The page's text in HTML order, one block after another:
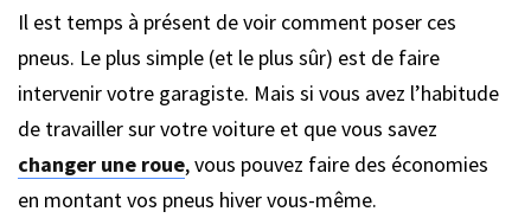
Il est temps à présent de voir comment poser ces
pneus. Le plus simple (et le plus sûr) est de faire
intervenir votre garagiste. Mais si vous avez l’habitude
de travailler sur votre voiture et que vous savez
changer une roue, vous pouvez faire des économies
en montant vos pneus hiver vous-même.